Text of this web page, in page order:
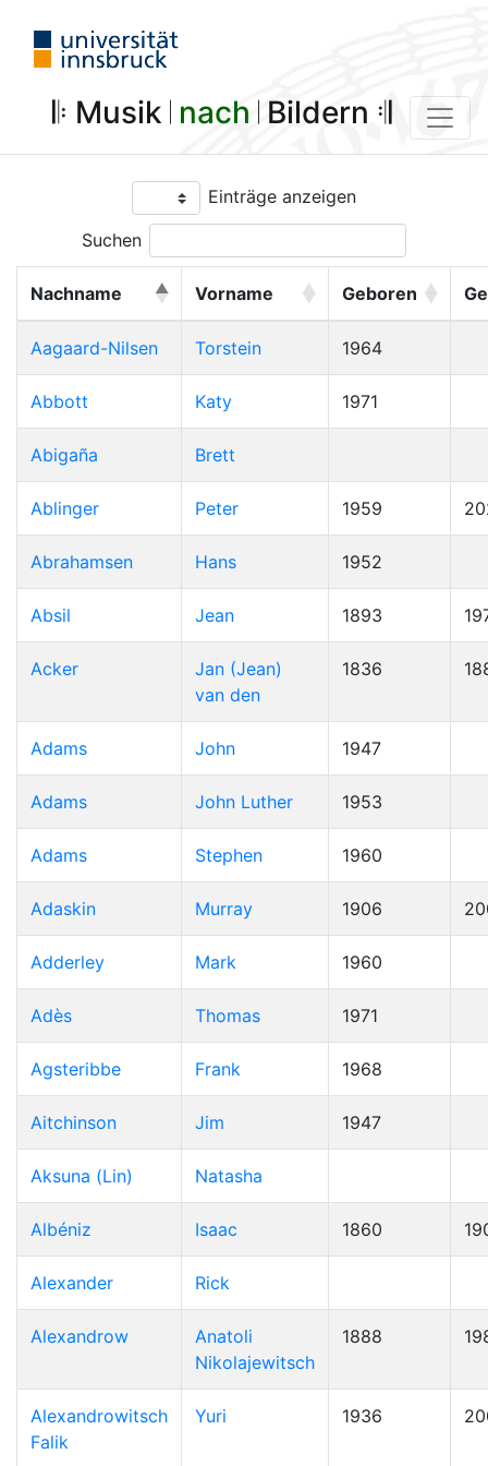
𝄆 Musik 𝄀 nach 𝄀 Bildern 𝄇
Einträge anzeigen
Suchen
Nachname Vorname Geboren
Aagaard-Nilsen Torstein 1964
Abbott Katy 1971
Abigaña Brett
Ablinger Peter 1959
Abrahamsen Hans 1952
Absil Jean 1893
Acker
Jan (Jean)
van den
1836
Adams John 1947
Adams John Luther 1953
Adams Stephen 1960
Adaskin Murray 1906
Adderley Mark 1960
Adès Thomas 1971
Agsteribbe Frank 1968
Aitchinson Jim 1947
Aksuna (Lin) Natasha
Albéniz Isaac 1860
Alexander Rick
Alexandrow
Anatoli
Nikolajewitsch
1888
Alexandrowitsch
Falik
Yuri 1936